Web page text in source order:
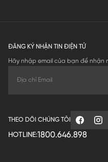
ĐĂNG KÝ NHẬN TIN ĐIỆN TỬ
Hãy nhập email của bạn để
THEO DÕI CHÚNG TÔI
HOTLINE:1800.646.898